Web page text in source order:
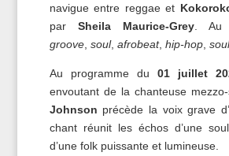
navigue entre reggae et
par Sheila Maurice-Grey . Au
groove, soul, afrobeat, hip-hop,
Au programme du 01 juillet
envoutant de la chanteuse
Johnson précède la voix grave d’
chant réunit les échos d’une
d’une folk puissante et lumineuse.